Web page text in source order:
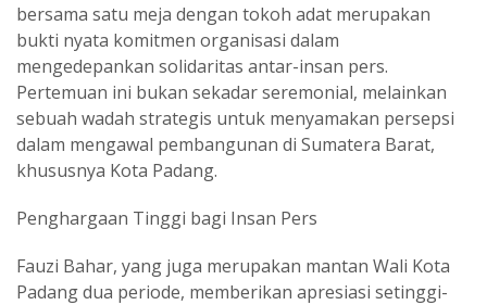
bersama satu meja dengan tokoh adat merupakan
bukti nyata komitmen organisasi dalam
mengedepankan solidaritas antar-insan pers.
Pertemuan ini bukan sekadar seremonial, melainkan
sebuah wadah strategis untuk menyamakan persepsi
dalam mengawal pembangunan di Sumatera Barat,
khususnya Kota Padang.
‎Penghargaan Tinggi bagi Insan Pers
‎Fauzi Bahar, yang juga merupakan mantan Wali Kota
Padang dua periode, memberikan apresiasi setinggi-